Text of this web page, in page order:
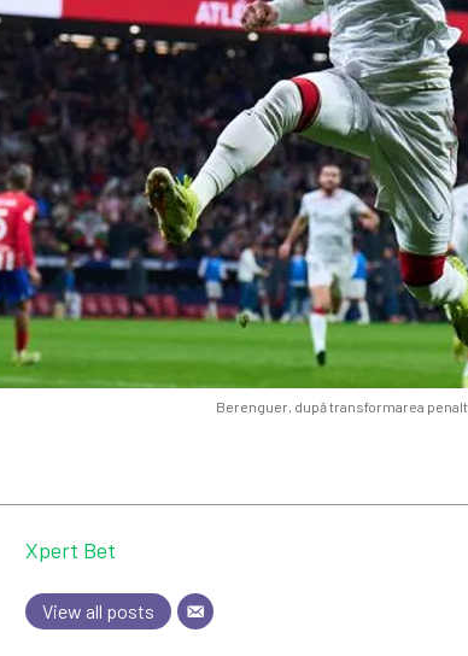
Berenguer, după transformarea
Xpert Bet
View all posts